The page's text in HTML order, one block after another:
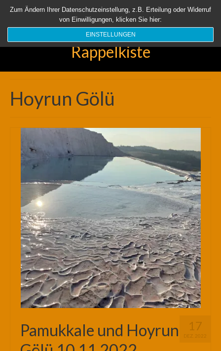
Startseite Aktuell Über uns Unsere Rappelkiste Länder
Suchen
Rappelkiste
Hoyrun Gölü
17
DEZ. 2022
Pamukkale und Hoyrun
Zum Ändern Ihrer Datenschutzeinstellung, z.B. Erteilung oder Widerruf
von Einwilligungen, klicken Sie hier:
EINSTELLUNGEN